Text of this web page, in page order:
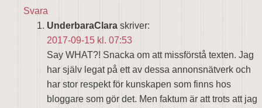
Svara
UnderbaraClara skriver:
2017-09-15 kl. 07:53
Say WHAT?! Snacka om att missförstå texten. Jag
har själv legat på ett av dessa annonsnätverk och
har stor respekt för kunskapen som finns hos
bloggare som gör det. Men faktum är att trots att jag